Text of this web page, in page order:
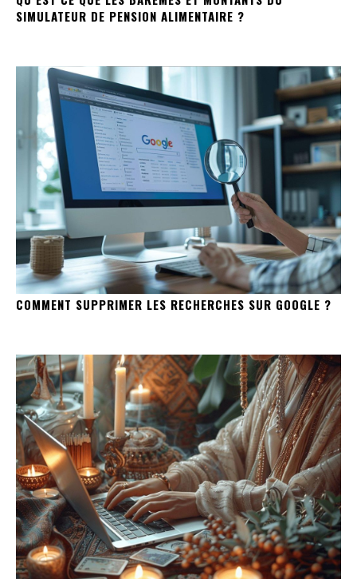
SIMULATEUR DE PENSION ALIMENTAIRE ?
COMMENT SUPPRIMER LES RECHERCHES SUR GOOGLE ?